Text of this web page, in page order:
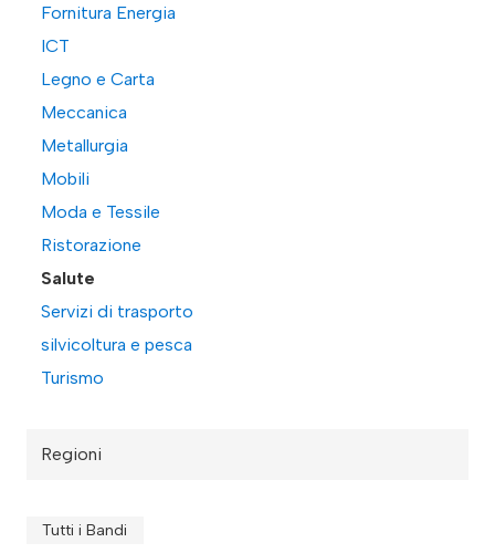
Fornitura Energia
ICT
Legno e Carta
Meccanica
Metallurgia
Mobili
Moda e Tessile
Ristorazione
Salute
Servizi di trasporto
silvicoltura e pesca
Turismo
Regioni
Tutti i Bandi